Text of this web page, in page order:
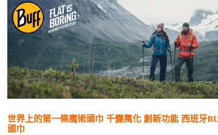
世界上的第一條魔術頭巾 千變萬化 創新功能 西班牙
頭巾